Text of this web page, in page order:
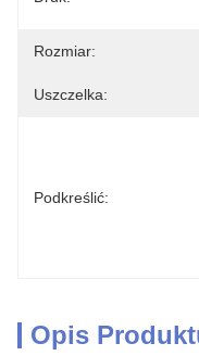
Rozmiar:
Uszczelka:
Podkreślić:
Opis